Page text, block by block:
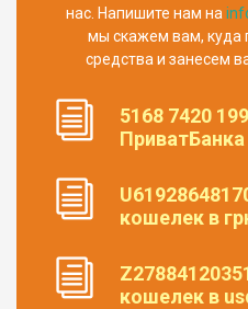
нас. Напишите нам на
мы скажем вам, куда
средства и занесем
5168 7420
ПриватБанка
кошелек в
кошелек в